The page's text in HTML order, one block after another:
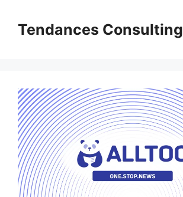
contenuTendances Consulting